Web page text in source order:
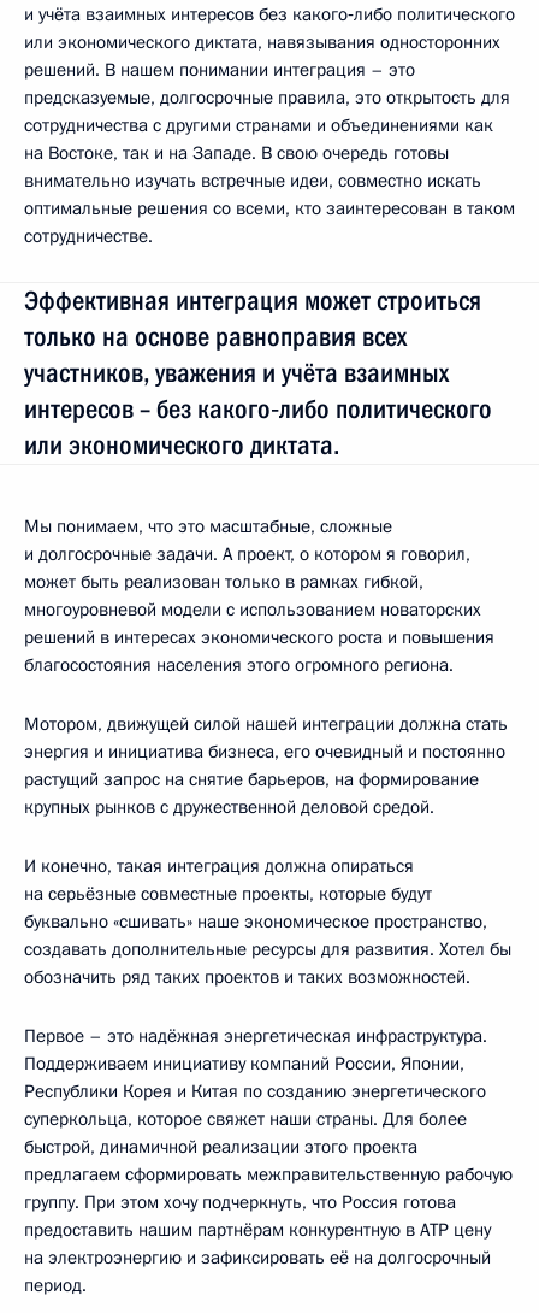
и учёта взаимных интересов без какого‑либо политического
или экономического диктата, навязывания односторонних
решений. В нашем понимании интеграция – это
предсказуемые, долгосрочные правила, это открытость для
сотрудничества с другими странами и объединениями как
на Востоке, так и на Западе. В свою очередь готовы
внимательно изучать встречные идеи, совместно искать
оптимальные решения со всеми, кто заинтересован в таком
сотрудничестве.
Эффективная интеграция может строиться
только на основе равноправия всех
участников, уважения и учёта взаимных
интересов – без какого‑либо политического
или экономического диктата.
Мы понимаем, что это масштабные, сложные
и долгосрочные задачи. А проект, о котором я говорил,
может быть реализован только в рамках гибкой,
многоуровневой модели с использованием новаторских
решений в интересах экономического роста и повышения
благосостояния населения этого огромного региона.
Мотором, движущей силой нашей интеграции должна стать
энергия и инициатива бизнеса, его очевидный и постоянно
растущий запрос на снятие барьеров, на формирование
крупных рынков с дружественной деловой средой.
И конечно, такая интеграция должна опираться
на серьёзные совместные проекты, которые будут
буквально «сшивать» наше экономическое пространство,
создавать дополнительные ресурсы для развития. Хотел бы
обозначить ряд таких проектов и таких возможностей.
Первое – это надёжная энергетическая инфраструктура.
Поддерживаем инициативу компаний России, Японии,
Республики Корея и Китая по созданию энергетического
суперкольца, которое свяжет наши страны. Для более
быстрой, динамичной реализации этого проекта
предлагаем сформировать межправительственную рабочую
группу. При этом хочу подчеркнуть, что Россия готова
предоставить нашим партнёрам конкурентную в АТР цену
на электроэнергию и зафиксировать её на долгосрочный
период.